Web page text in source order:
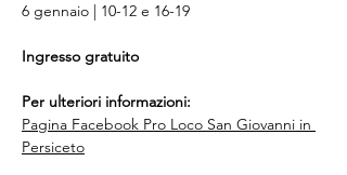
6 gennaio | 10-12 e 16-19
Ingresso gratuito
Per ulteriori informazioni:
Pagina Facebook Pro Loco San Giovanni in
Persiceto